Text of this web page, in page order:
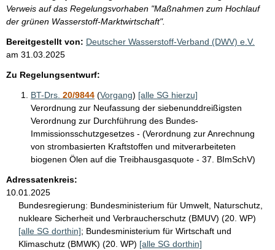
Verweis auf das Regelungsvorhaben "Maßnahmen zum Hochlauf
der grünen Wasserstoff-Marktwirtschaft".
Bereitgestellt von: Deutscher Wasserstoff-Verband (DWV) e.V.
am 31.03.2025
Zu Regelungsentwurf:
BT-Drs. 20/9844 (Vorgang) [alle SG hierzu]
Verordnung zur Neufassung der siebenunddreißigsten
Verordnung zur Durchführung des Bundes-
Immissionsschutzgesetzes - (Verordnung zur Anrechnung
von strombasierten Kraftstoffen und mitverarbeiteten
biogenen Ölen auf die Treibhausgasquote - 37. BImSchV)
Adressatenkreis:
10.01.2025
Bundesregierung: Bundesministerium für Umwelt, Naturschutz,
nukleare Sicherheit und Verbraucherschutz (BMUV) (20. WP)
[alle SG dorthin]; Bundesministerium für Wirtschaft und
Klimaschutz (BMWK) (20. WP) [alle SG dorthin]